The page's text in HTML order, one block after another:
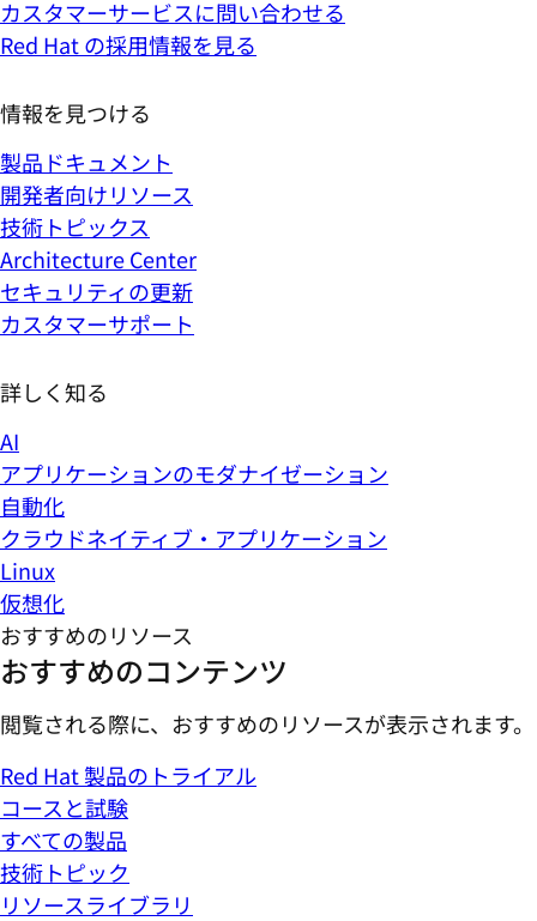
カスタマーサービスに問い合わせる
Red Hat の採用情報を見る
情報を見つける
製品ドキュメント
開発者向けリソース
技術トピックス
Architecture Center
セキュリティの更新
カスタマーサポート
詳しく知る
AI
アプリケーションのモダナイゼーション
自動化
クラウドネイティブ・アプリケーション
Linux
仮想化
おすすめのリソース
おすすめのコンテンツ
閲覧される際に、おすすめのリソースが表示されます。
Red Hat 製品のトライアル
コースと試験
すべての製品
技術トピック
リソースライブラリ